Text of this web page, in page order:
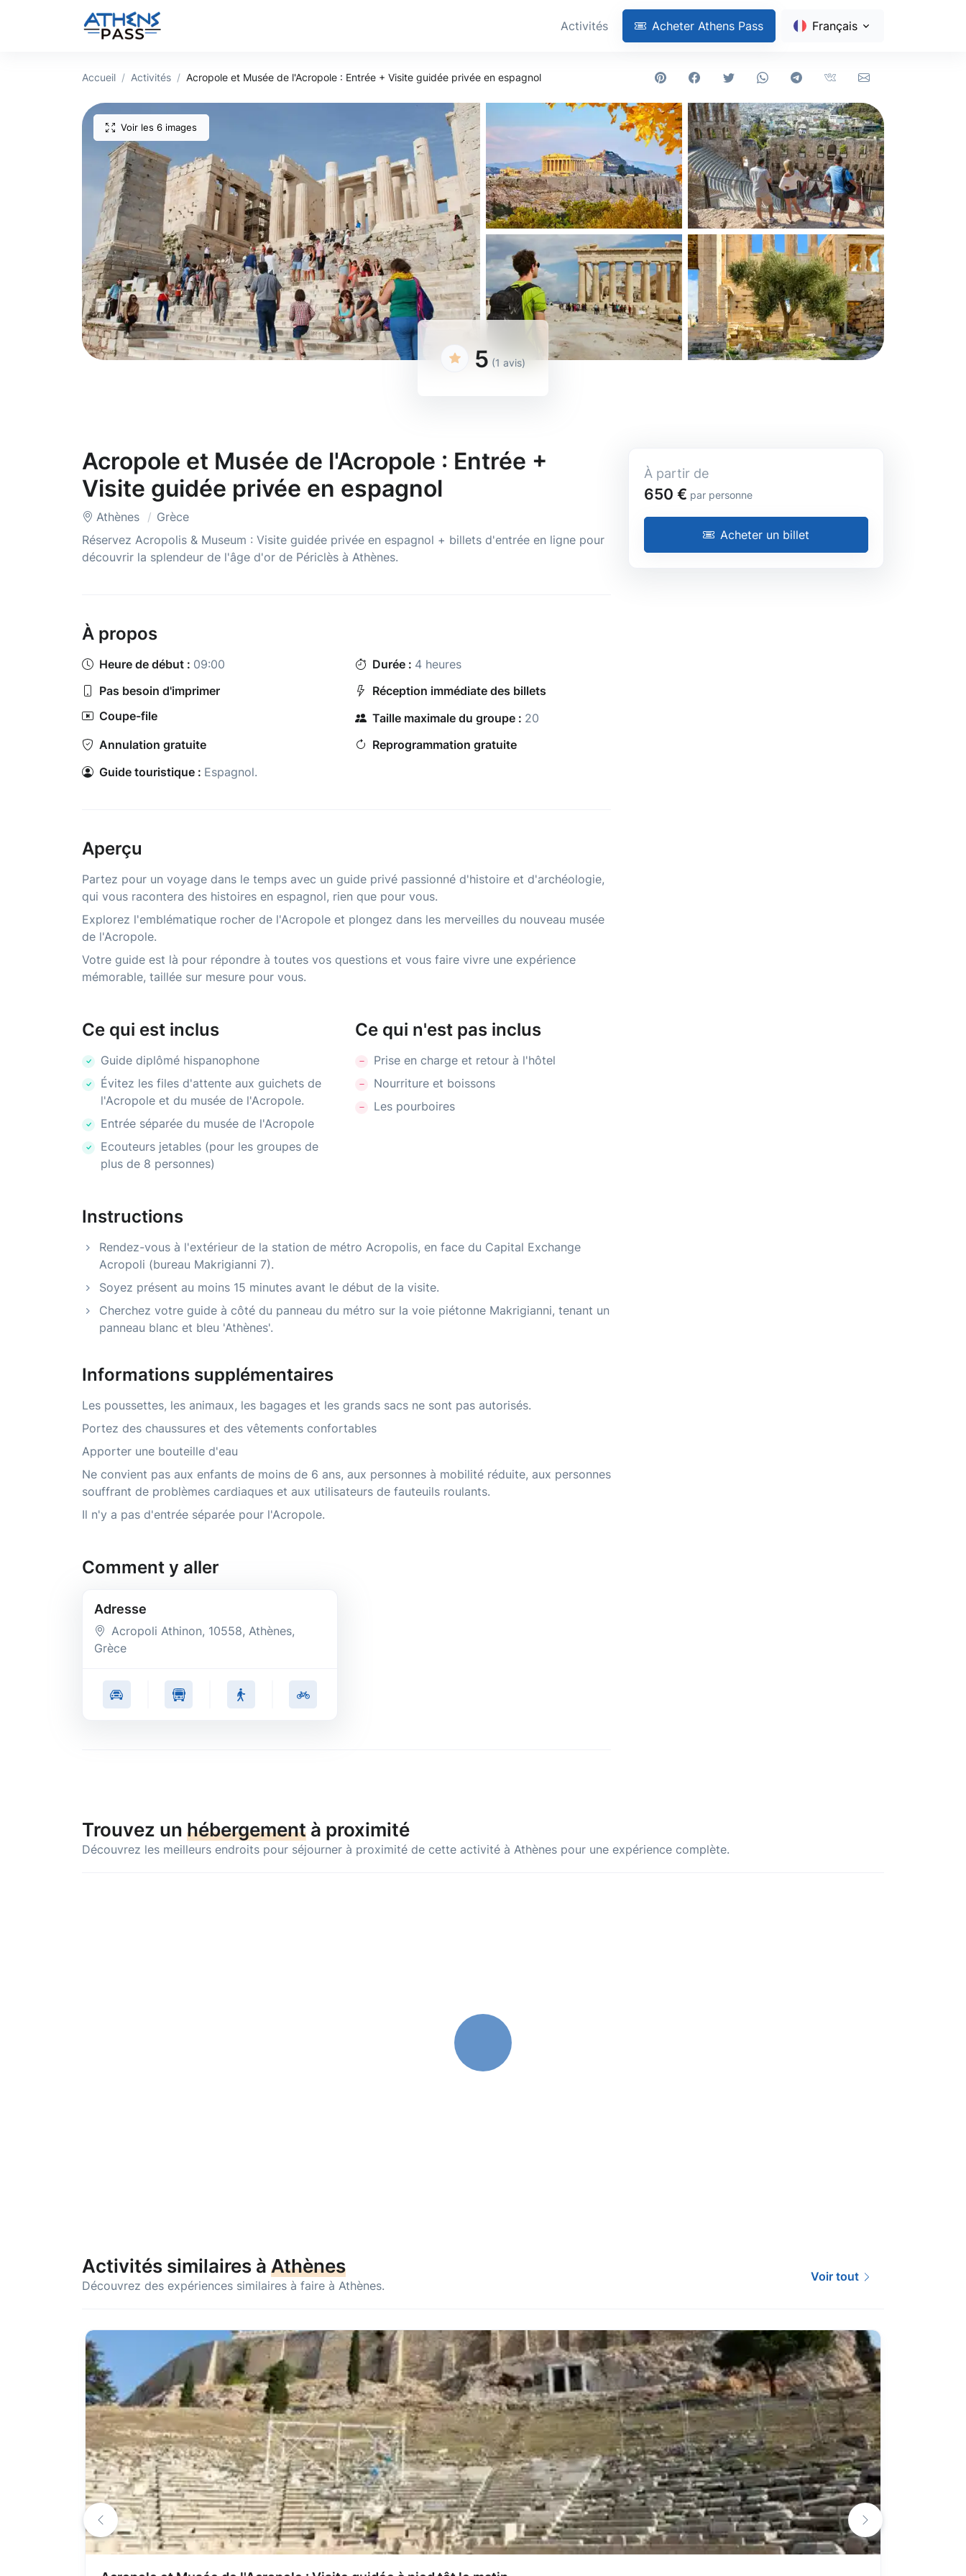
Activités Acheter Athens Pass Français
Accueil Activités Acropole et Musée de l'Acropole : Entrée + Visite guidée privée en espagnol
Voir les 6 images
5 (1 avis)
Acropole et Musée de l'Acropole : Entrée +
Visite guidée privée en espagnol
Athènes
Grèce
Réservez Acropolis & Museum : Visite guidée privée en espagnol + billets d'entrée en ligne pour
découvrir la splendeur de l'âge d'or de Périclès à Athènes.
À propos
Heure de début : 09:00 Durée : 4 heures
Pas besoin d'imprimer
Réception immédiate des billets
Coupe-file
Taille maximale du groupe : 20
Annulation gratuite
Reprogrammation gratuite
Guide touristique : Espagnol.
Aperçu
Partez pour un voyage dans le temps avec un guide privé passionné d'histoire et d'archéologie,
qui vous racontera des histoires en espagnol, rien que pour vous.
Explorez l'emblématique rocher de l'Acropole et plongez dans les merveilles du nouveau musée
de l'Acropole.
Votre guide est là pour répondre à toutes vos questions et vous faire vivre une expérience
mémorable, taillée sur mesure pour vous.
Ce qui est inclus
Guide diplômé hispanophone
Évitez les files d'attente aux guichets de
l'Acropole et du musée de l'Acropole.
Entrée séparée du musée de l'Acropole
Ecouteurs jetables (pour les groupes de
plus de 8 personnes)
Ce qui n'est pas inclus
Prise en charge et retour à l'hôtel
Nourriture et boissons
Les pourboires
Instructions
Rendez-vous à l'extérieur de la station de métro Acropolis, en face du Capital Exchange
Acropoli (bureau Makrigianni 7).
Soyez présent au moins 15 minutes avant le début de la visite.
Cherchez votre guide à côté du panneau du métro sur la voie piétonne Makrigianni, tenant un
panneau blanc et bleu 'Athènes'.
Informations supplémentaires
Les poussettes, les animaux, les bagages et les grands sacs ne sont pas autorisés.
Portez des chaussures et des vêtements confortables
Apporter une bouteille d'eau
Ne convient pas aux enfants de moins de 6 ans, aux personnes à mobilité réduite, aux personnes
souffrant de problèmes cardiaques et aux utilisateurs de fauteuils roulants.
Il n'y a pas d'entrée séparée pour l'Acropole.
Comment y aller
Adresse
Acropoli Athinon, 10558, Athènes,
Grèce
À partir de
650 € par personne
Acheter un billet
Trouvez un hébergement à proximité
Découvrez les meilleurs endroits pour séjourner à proximité de cette activité à Athènes pour une expérience complète.
Activités similaires à Athènes
Découvrez des expériences similaires à faire à Athènes.
Voir tout